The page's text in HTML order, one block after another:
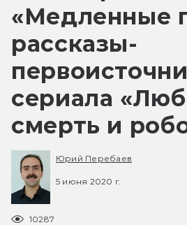
«Медленные
рассказы-
сериала
смерть и
Юрий Перебаев
5 июня 2020 г.
10287